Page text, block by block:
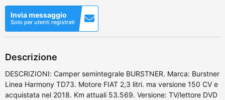
Invia messaggio
Solo per utenti registrati
Descrizione
DESCRIZIONI: Camper semintegrale BURSTNER. Marca: Burstner
Linea Harmony TD73. Motore FIAT 2,3 litri. ma versione 150 CV e
acquistata nel 2018. Km attuali 53.569. Versione: TV/lettore DVD